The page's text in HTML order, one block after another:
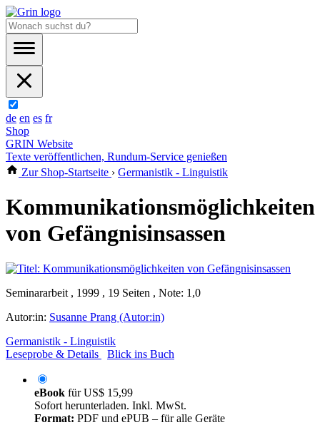
de en es fr
Shop
GRIN Website
Texte veröffentlichen, Rundum-Service genießen
Zur Shop-Startseite › Germanistik - Linguistik
Kommunikationsmöglichkeiten
von Gefängnisinsassen
Seminararbeit , 1999 , 19 Seiten , Note: 1,0
Autor:in: Susanne Prang (Autor:in)
Germanistik - Linguistik
Leseprobe & Details
Blick ins Buch
eBook fürUS$ 15,99
Sofort herunterladen. Inkl. MwSt.
Format: PDF und ePUB – für alle Geräte